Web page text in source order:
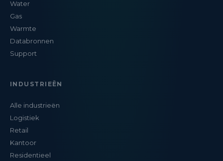
Water
Gas
Warmte
Databronnen
Support
INDUSTRIEËN
Alle industrieën
Logistiek
Retail
Kantoor
Residentieel